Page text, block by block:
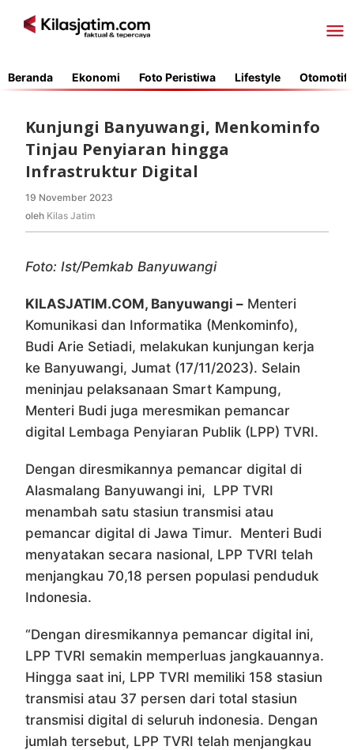
Beranda Ekonomi Foto Peristiwa Lifestyle Otomotif
Kunjungi Banyuwangi, Menkominfo
Tinjau Penyiaran hingga
Infrastruktur Digital
19 November 2023
oleh Kilas Jatim
Foto: Ist/Pemkab Banyuwangi
KILASJATIM.COM, Banyuwangi – Menteri
Komunikasi dan Informatika (Menkominfo),
Budi Arie Setiadi, melakukan kunjungan kerja
ke Banyuwangi, Jumat (17/11/2023). Selain
meninjau pelaksanaan Smart Kampung,
Menteri Budi juga meresmikan pemancar
digital Lembaga Penyiaran Publik (LPP) TVRI.
Dengan diresmikannya pemancar digital di
Alasmalang Banyuwangi ini, LPP TVRI
menambah satu stasiun transmisi atau
pemancar digital di Jawa Timur. Menteri Budi
menyatakan secara nasional, LPP TVRI telah
menjangkau 70,18 persen populasi penduduk
Indonesia.
“Dengan diresmikannya pemancar digital ini,
LPP TVRI semakin memperluas jangkauannya.
Hingga saat ini, LPP TVRI memiliki 158 stasiun
transmisi atau 37 persen dari total stasiun
transmisi digital di seluruh indonesia. Dengan
jumlah tersebut, LPP TVRI telah menjangkau